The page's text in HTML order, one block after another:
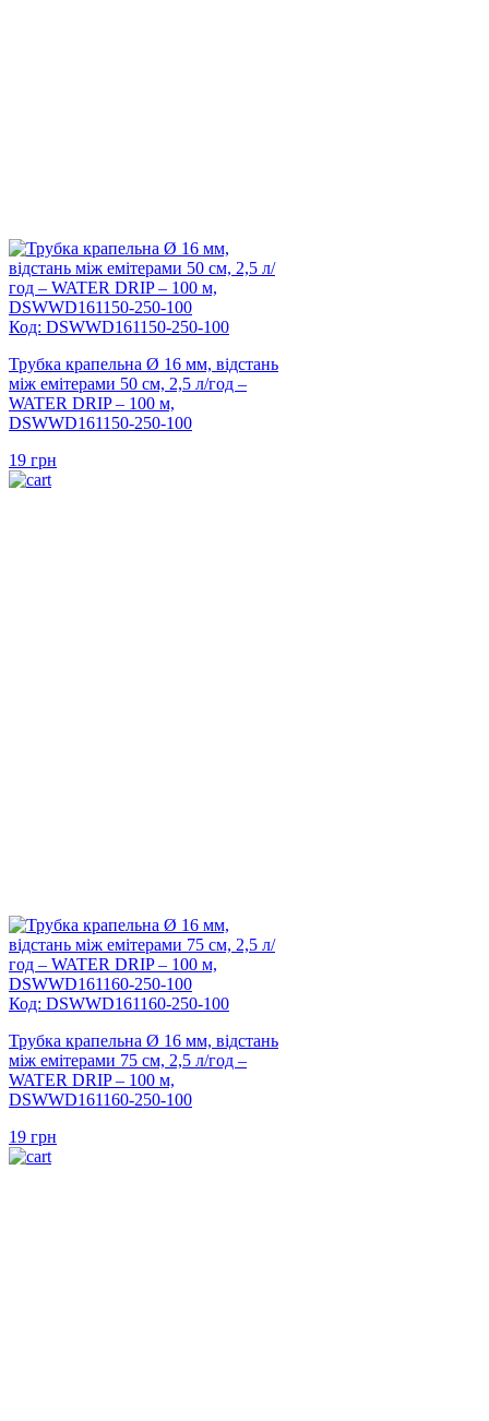
Код: DSWWD161150-250-100
Трубка крапельна Ø 16 мм, відстань
між емітерами 50 см, 2,5 л/год –
WATER DRIP – 100 м,
DSWWD161150-250-100
19 грн
Код: DSWWD161160-250-100
Трубка крапельна Ø 16 мм, відстань
між емітерами 75 см, 2,5 л/год –
WATER DRIP – 100 м,
DSWWD161160-250-100
19 грн